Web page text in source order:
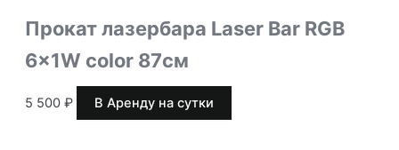
Прокат лазербара Laser Bar RGB
6x1W color 87см
5 500 ₽ В Аренду на сутки